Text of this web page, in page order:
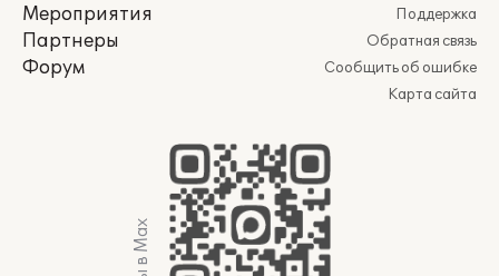
Мероприятия
Партнеры
Форум
Поддержка
Обратная связь
Сообщить об ошибке
Карта сайта
Мы в Max